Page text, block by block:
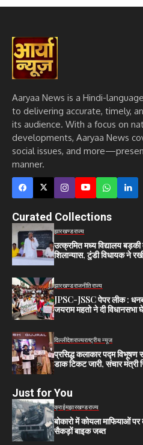
Aaryaa News is a Hindi-
to delivering accurate, timely,
its audience. With a focus on
developments, Aaryaa News
social issues, and
manner.
Curated Collections
झारखण्डराज्य
उत्क्रमित मध्य विद्यालय
शिलान्यास, टुंडी विधायक ने
झारखण्डराजनीतिराज्य
JPSC-JSSC पेपर लीक :
जयराम महतो ने दी विधानसभा
दिल्लीदेशराज्यराष्ट्रीय न्यूज
प्रसिद्ध कलाकार पद्म विभूषण
डाक टिकट जारी, संचार मंत्री
Just for You
क्राईमझारखण्डराज्य
बोकारो में कोयला माफियाओं
सैकड़ों बाइक जब्त